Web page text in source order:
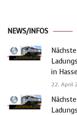
NEWS/INFOS
in
22. April